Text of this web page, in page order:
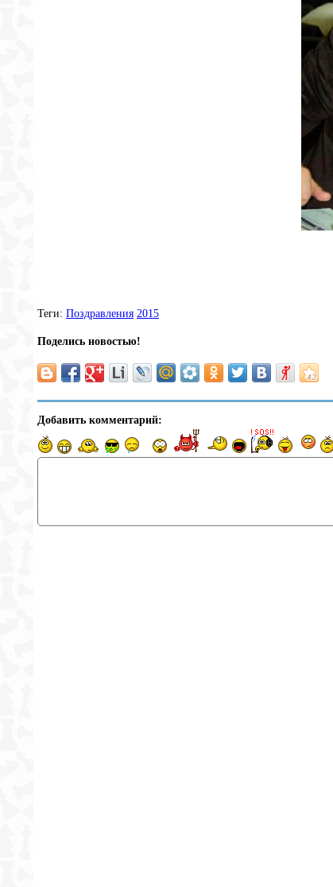
Теги: Поздравления 2015
Поделись новостью!
Добавить комментарий: